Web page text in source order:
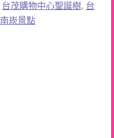
台茂購物中心聖誕樹, 台
南崁景點